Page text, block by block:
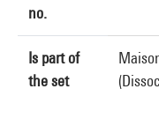
no.
Is part of
the set